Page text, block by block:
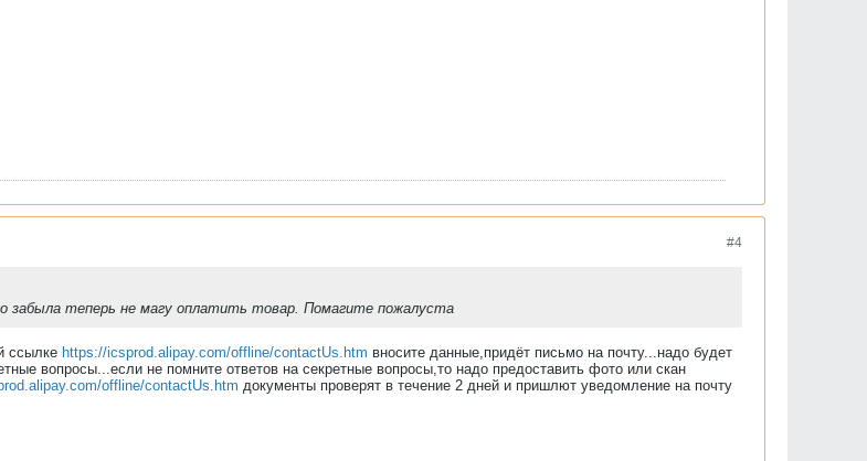
#4
забыла теперь не магу оплатить товар. Помагите пожалуста
ссылке https://icsprod.alipay.com/offline/contactUs.htm вносите данные,придёт письмо на почту...надо будет
вопросы...если не помните ответов на секретные вопросы,то надо предоставить фото или скан
offline/contactUs.htm документы проверят в течение 2 дней и пришлют уведомление на почту